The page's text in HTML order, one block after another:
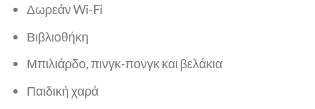
Δωρεάν Wi-Fi
Βιβλιοθήκη
Μπιλιάρδο, πινγκ-πονγκ και βελάκια
Παιδική χαρά